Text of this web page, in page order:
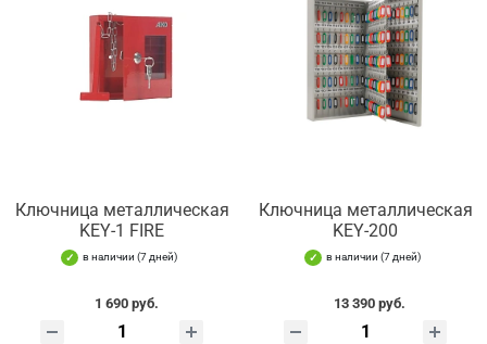
Ключница металлическая
KEY-1 FIRE
в наличии (7 дней)
1 690 руб.
Ключница металлическая
KEY-200
в наличии (7 дней)
13 390 руб.